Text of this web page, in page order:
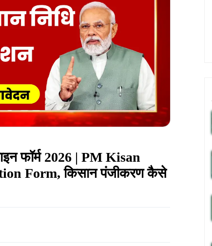
फॉर्म 2026 | PM Kisan
Form, किसान पंजीकरण कैसे